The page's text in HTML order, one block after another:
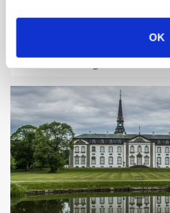
OK
Grisenoteringen står stille